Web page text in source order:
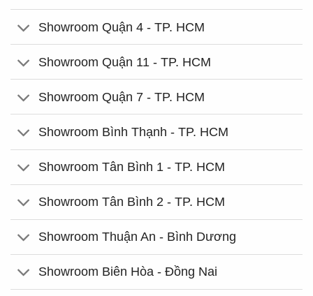
Showroom Quận 4 - TP. HCM
Showroom Quận 11 - TP. HCM
Showroom Quận 7 - TP. HCM
Showroom Bình Thạnh - TP. HCM
Showroom Tân Bình 1 - TP. HCM
Showroom Tân Bình 2 - TP. HCM
Showroom Thuận An - Bình Dương
Showroom Biên Hòa - Đồng Nai